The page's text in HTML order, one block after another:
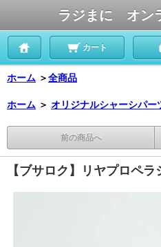
ラジまに オン
カート
ホーム ＞全商品
ホーム ＞ オリジナルシャーシパー
前の商品へ
【ブサロク】リヤプロペラ